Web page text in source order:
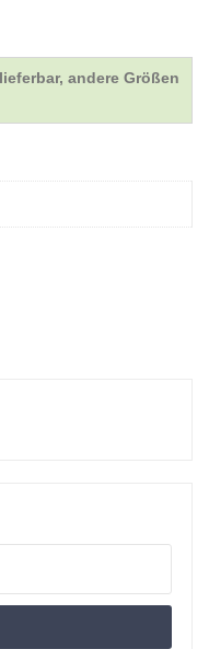
andere Größen